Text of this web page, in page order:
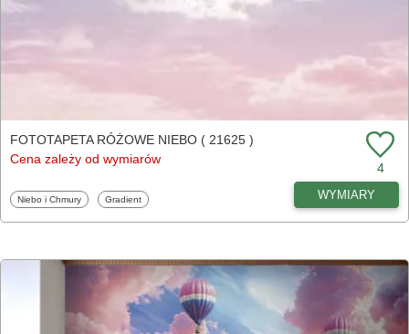
FOTOTAPETA RÓŻOWE NIEBO ( 21625 )
Cena zależy od wymiarów
4
Fototapety
Niebo i Chmury Fototapety
Gradient WYMIARY